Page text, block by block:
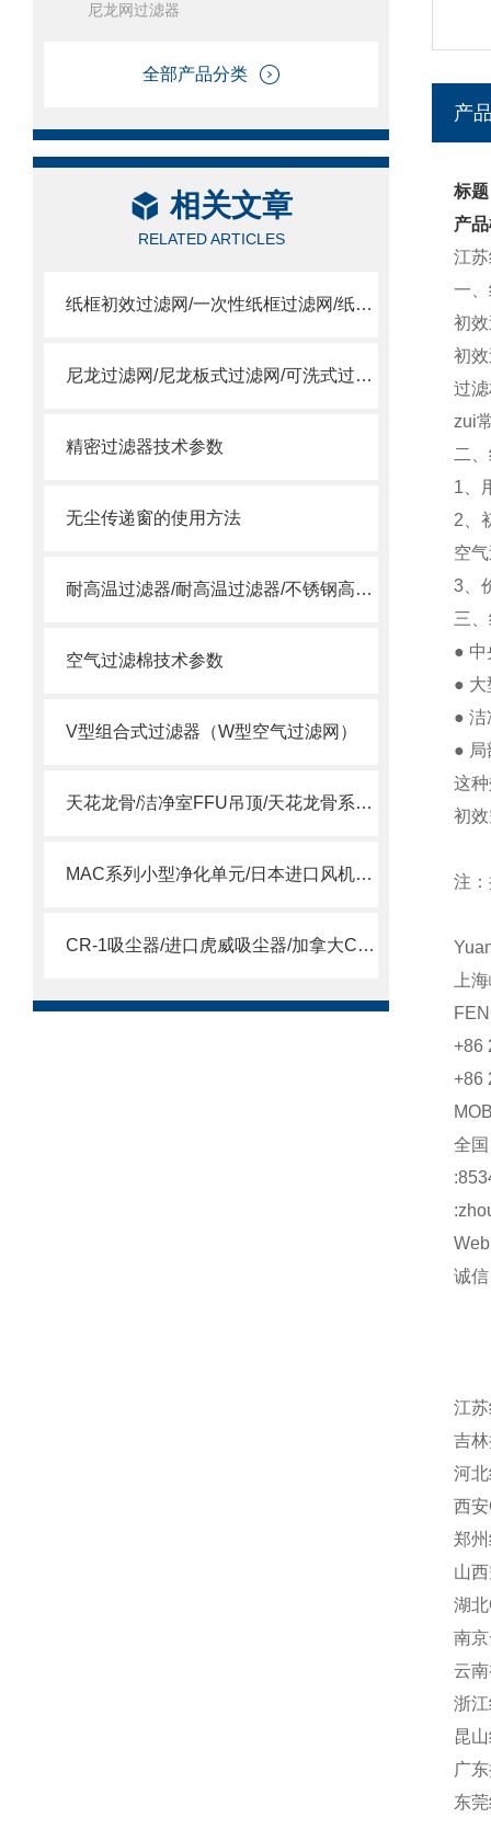
尼龙网过滤器
全部产品分类
相关文章
RELATED ARTICLES
纸框初效过滤网/一次性纸框过滤网/纸框过滤网
尼龙过滤网/尼龙板式过滤网/可洗式过滤网
精密过滤器技术参数
无尘传递窗的使用方法
耐高温过滤器/耐高温过滤器/不锈钢高温过滤器
空气过滤棉技术参数
V型组合式过滤器（W型空气过滤网）
天花龙骨/洁净室FFU吊顶/天花龙骨系统/ffu龙骨
MAC系列小型净化单元/日本进口风机单元/MAC风机
CR-1吸尘器/进口虎威吸尘器/加拿大CR-1吸尘器
产
标
产
江
一
初
初
过
zui
二
1、
2、
空
3、
三
● 中
● 大
● 洁
● 局
这
初
注
上
+86
+86
全
诚
江
吉
河
西
郑
山
湖
南
云
浙
昆
广
东